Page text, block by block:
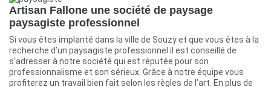
Artisan Fallone une société de paysage
paysagiste professionnel
Si vous êtes implanté dans la ville de Souzy et que vous êtes à la
recherche d’un paysagiste professionnel il est conseillé de
s’adresser à notre société qui est réputée pour son
professionnalisme et son sérieux. Grâce à notre équipe vous
profiterez un travail bien fait selon les règles de l’art. En plus de